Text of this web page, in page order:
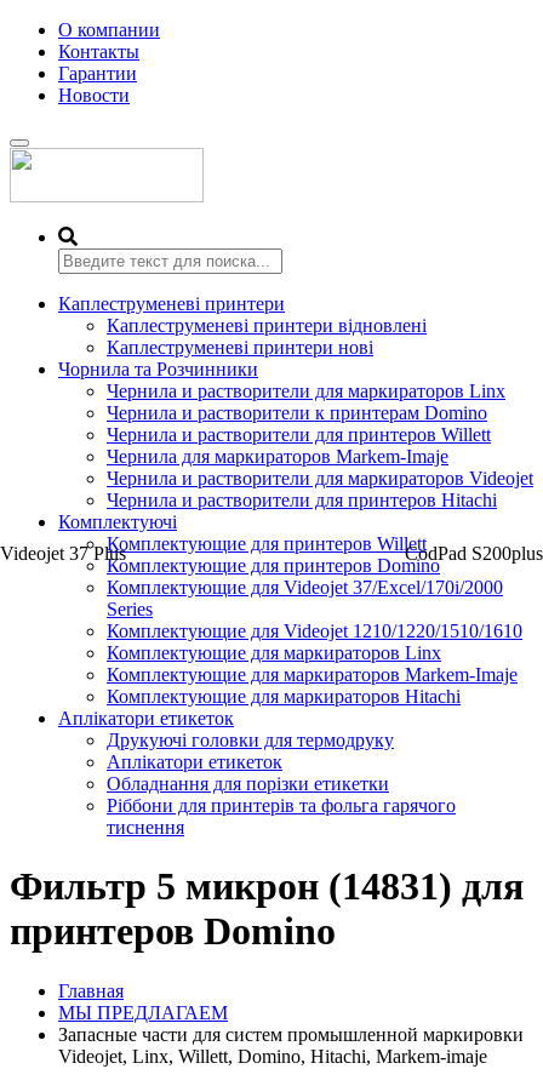
О компании
Контакты
Гарантии
Новости
Переключить
навигацию
Каплеструменеві принтери
Каплеструменеві принтери відновлені
Каплеструменеві принтери нові
Чорнила та Розчинники
Чернила и растворители для маркираторов Linx
Чернила и растворители к принтерам Domino
Чернила и растворители для принтеров Willett
Чернила для маркираторов Markem-Imaje
Чернила и растворители для маркираторов Videojet
Чернила и растворители для принтеров Hitachi
Комплектуючі
Комплектующие для принтеров Willett
Комплектующие для принтеров Domino
Комплектующие для Videojet 37/Excel/170i/2000
Series
Комплектующие для Videojet 1210/1220/1510/1610
Комплектующие для маркираторов Linx
Комплектующие для маркираторов Markem-Imaje
Комплектующие для маркираторов Hitachi
Аплікатори етикеток
Друкуючі головки для термодруку
Аплікатори етикеток
Обладнання для порізки етикетки
Ріббони для принтерів та фольга гарячого
тиснення
Фильтр 5 микрон (14831) для
принтеров Domino
Главная
МЫ ПРЕДЛАГАЕМ
Запасные части для систем промышленной маркировки
Videojet, Linx, Willett, Domino, Hitachi, Markem-imaje
Videojet 37 Plus CodPad S200plus